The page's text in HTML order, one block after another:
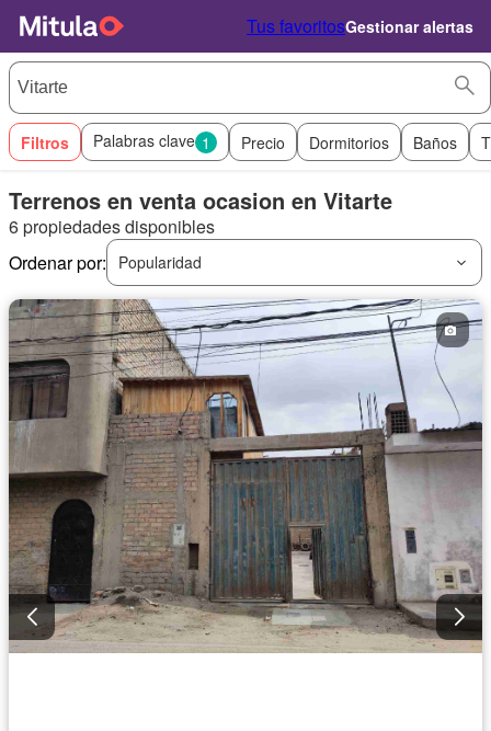
Tus favoritosGestionar alertas
Filtros Palabras clave 1 Precio Dormitorios Baños
Terrenos en venta ocasion en Vitarte
6 propiedades disponibles
Ordenar por:
Popularidad